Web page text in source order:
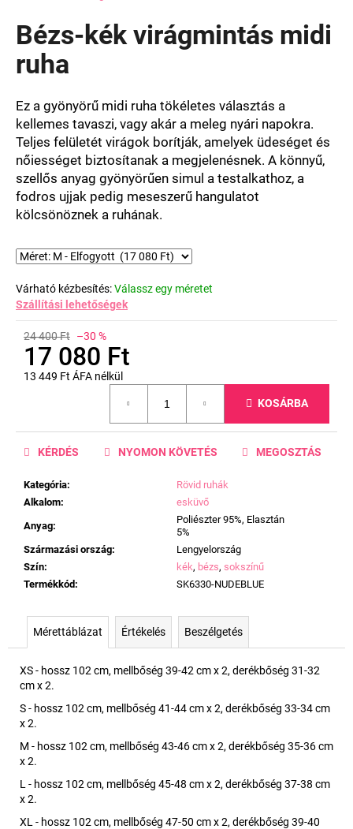
átlagos
értékelése
ből
csillag.
Bézs-kék virágmintás midi
ruha
Ez a gyönyörű midi ruha tökéletes választás a
kellemes tavaszi, vagy akár a meleg nyári napokra.
Teljes felületét virágok borítják, amelyek üdeséget és
nőiességet biztosítanak a megjelenésnek. A könnyű,
szellős anyag gyönyörűen simul a testalkathoz, a
fodros ujjak pedig meseszerű hangulatot
kölcsönöznek a ruhának.
Várható kézbesítés:Válassz egy méretet
Szállítási lehetőségek
24 400 Ft –30 %
17 080 Ft
13 449 Ft ÁFA nélkül
KOSÁRBA
Kategória:
Rövid ruhák
Alkalom:
esküvő
Anyag:
Poliészter 95%, Elasztán
5%
Származási ország:
Lengyelország
Szín: kék, bézs, sokszínű
Termékkód: SK6330-NUDEBLUE
KÉRDÉS NYOMON KÖVETÉS MEGOSZTÁS
Mérettáblázat Értékelés Beszélgetés
XS - hossz 102 cm, mellbőség 39-42 cm x 2, derékbőség 31-32
cm x 2.
S - hossz 102 cm, mellbőség 41-44 cm x 2, derékbőség 33-34 cm
x 2.
M - hossz 102 cm, mellbőség 43-46 cm x 2, derékbőség 35-36 cm
x 2.
L - hossz 102 cm, mellbőség 45-48 cm x 2, derékbőség 37-38 cm
x 2.
XL - hossz 102 cm, mellbőség 47-50 cm x 2, derékbőség 39-40